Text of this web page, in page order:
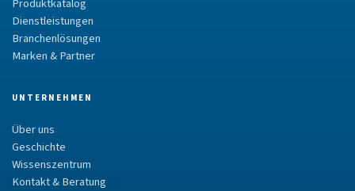
Produktkatalog
Dienstleistungen
Branchenlösungen
Marken & Partner
UNTERNEHMEN
Über uns
Geschichte
Wissenszentrum
Kontakt & Beratung